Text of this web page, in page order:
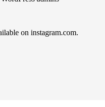
on instagram.com.